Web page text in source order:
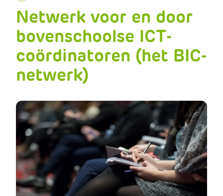
e
o
m
m
e
r
c
e
Netwerk voor en door
bovenschoolse ICT-
coördinatoren (het BIC-
netwerk)